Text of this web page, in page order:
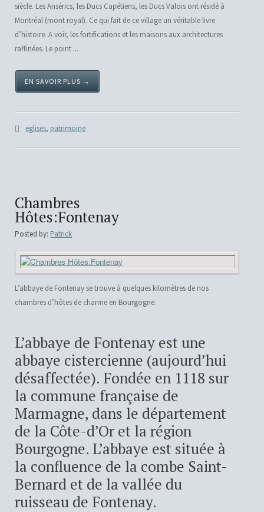
siècle. Les Ansérics, les Ducs Capétiens, les Ducs Valois ont résidé à
Montréal (mont royal). Ce qui fait de ce village un véritable livre
d’histoire. A voir, les fortifications et les maisons aux architectures
raffinées. Le point ...
EN SAVOIR PLUS →
eglises, patrimoine
Chambres
Hôtes:Fontenay
Posted by: Patrick
L’abbaye de Fontenay se trouve à quelques kilomètres de nos
chambres d’hôtes de charme en Bourgogne.
L’abbaye de Fontenay est une
abbaye cistercienne (aujourd’hui
désaffectée). Fondée en 1118 sur
la commune française de
Marmagne, dans le département
de la Côte-d’Or et la région
Bourgogne. L’abbaye est située à
la confluence de la combe Saint-
Bernard et de la vallée du
ruisseau de Fontenay.